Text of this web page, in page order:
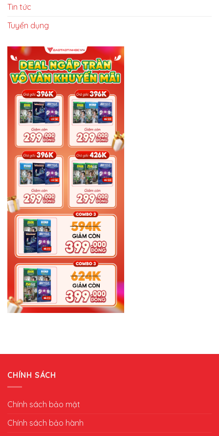
Tin tức
Tuyển dụng
CHÍNH SÁCH
Chính sách bảo mật
Chính sách bảo hành